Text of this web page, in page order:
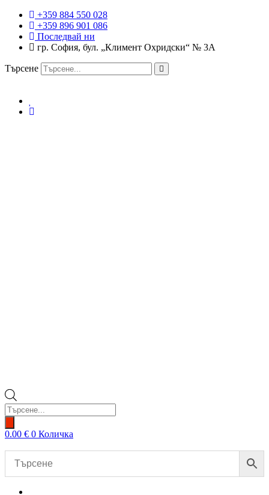
+359 884 550 028
+359 896 901 086
Последвай ни
гр. София, бул. „Климент Охридски“ № 3A
Търсене
Products
search
0.00 € 0 Количка